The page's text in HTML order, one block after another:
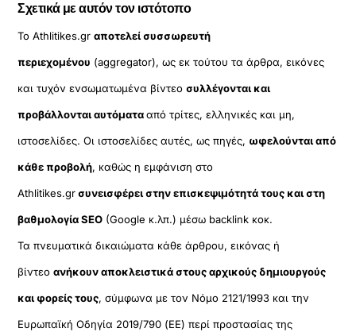
Σχετικά με αυτόν τον ιστότοπο
Το Athlitikes.grαποτελεί συσσωρευτή
περιεχομένου (aggregator), ως εκ τούτου τα άρθρα, εικόνες
και τυχόν ενσωματωμένα βίντεοσυλλέγονται και
προβάλλονται αυτόματααπό τρίτες, ελληνικές και μη,
ιστοσελίδες. Οι ιστοσελίδες αυτές, ως πηγές, ωφελούνται από
κάθε προβολή, καθώς η εμφάνιση στο
Athlitikes.grσυνεισφέρει στην επισκεψιμότητά τους και στη
βαθμολογία SEO (Google κ.λπ.) μέσω backlink κοκ.
Τα πνευματικά δικαιώματα κάθε άρθρου, εικόνας ή
βίντεοανήκουν αποκλειστικά στους αρχικούς δημιουργούς
και φορείς τους, σύμφωνα με τον Νόμο 2121/1993 και την
Ευρωπαϊκή Οδηγία 2019/790 (ΕΕ) περί προστασίας της